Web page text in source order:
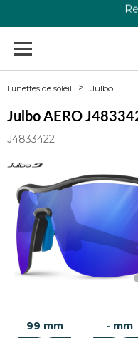
Lunettes de soleil Julbo
Julbo AERO
J4833422
99 mm - mm